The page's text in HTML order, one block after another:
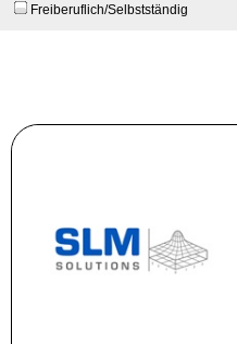
Freiberuflich/Selbstständig